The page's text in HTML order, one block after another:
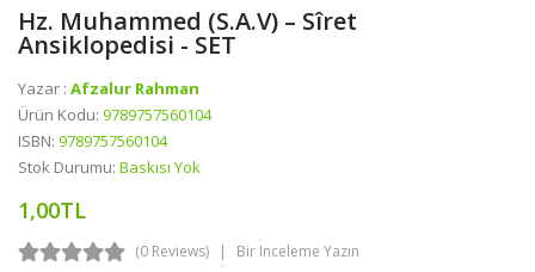
Hz. Muhammed (s.a.v) – Sîret
Ansiklopedisi - SET
Yazar : Afzalur Rahman
Ürün Kodu: 9789757560104
ISBN: 9789757560104
Stok Durumu: Baskısı Yok
1,00TL
(0 Reviews) Bir Inceleme Yazın